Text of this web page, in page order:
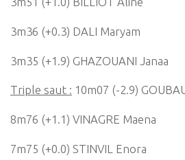
3m36 (+0.3) DALI Maryam
3m35 (+1.9) GHAZOUANI Janaa
Triple saut : 10m07 (-2.9)
8m76 (+1.1) VINAGRE Maena
7m75 (+0.0) STINVIL Enora